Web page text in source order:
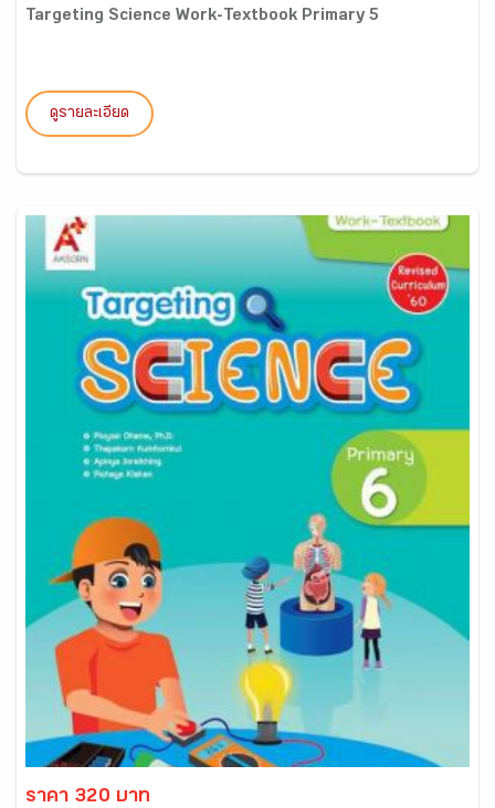
Targeting Science Work-Textbook Primary 5
ดูรายละเอียด
ราคา 320 บาท